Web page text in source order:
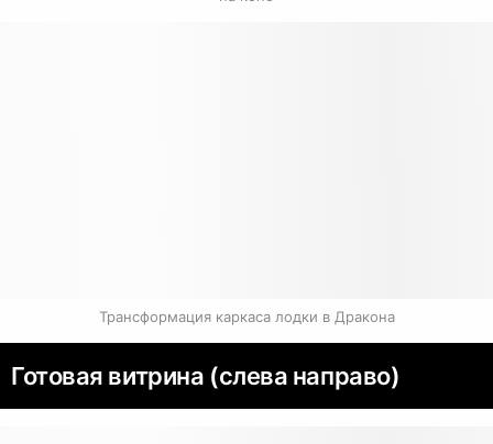
Трансформация каркаса лодки в Дракона
Готовая витрина (слева направо)